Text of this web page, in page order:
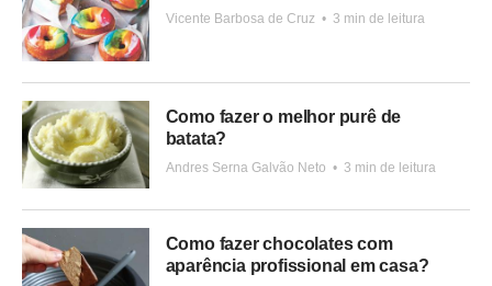
Vicente Barbosa de Cruz • 3 min de leitura
Como fazer o melhor purê de
batata?
Andres Serna Galvão Neto • 3 min de leitura
Como fazer chocolates com
aparência profissional em casa?